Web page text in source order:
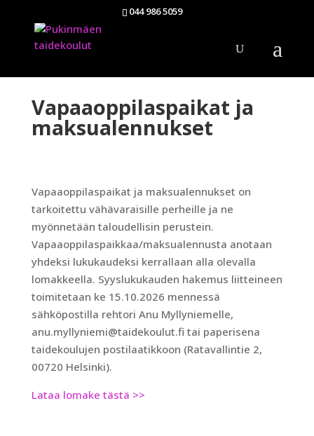
044 986 5059
Vapaaoppilaspaikat ja
maksualennukset
Vapaaoppilaspaikat ja maksualennukset on
tarkoitettu vähävaraisille perheille ja ne
myönnetään taloudellisin perustein.
Vapaaoppilaspaikkaa/maksualennusta anotaan
yhdeksi lukukaudeksi kerrallaan alla olevalla
lomakkeella. Syyslukukauden hakemus liitteineen
toimitetaan ke 15.10.2026 mennessä
sähköpostilla rehtori Anu Myllyniemelle,
anu.myllyniemi@taidekoulut.fi tai paperisena
taidekoulujen postilaatikkoon (Ratavallintie 2,
00720 Helsinki).
Lataa lomake tästä >>